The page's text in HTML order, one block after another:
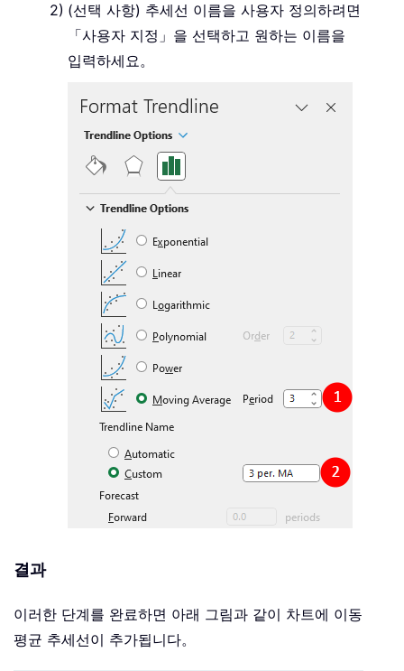
(선택 사항) 추세선 이름을 사용자 정의하려면
「사용자 지정」을 선택하고 원하는 이름을
입력하세요。
결과
이러한 단계를 완료하면 아래 그림과 같이 차트에 이동
평균 추세선이 추가됩니다。